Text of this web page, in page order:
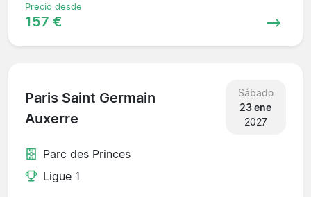
Precio desde
157 €
Paris Saint Germain
Auxerre
Sábado
23 ene
2027
Parc des Princes
Ligue 1